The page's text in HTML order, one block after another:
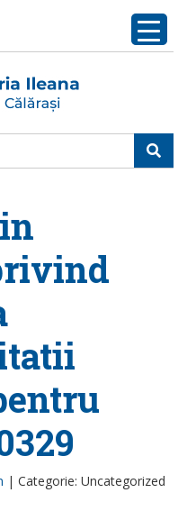
| Categorie: Uncategorized